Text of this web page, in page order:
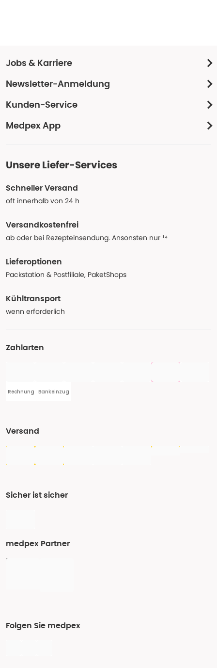
Jobs & Karriere
Newsletter-Anmeldung
Kunden-Service
Medpex App
Unsere Liefer-Services
Schneller Versand
oft innerhalb von 24 h
Versandkostenfrei
ab oder bei Rezepteinsendung. Ansonsten nur ¹⁴
Lieferoptionen
Packstation & Postfiliale, PaketShops
Kühltransport
wenn erforderlich
Zahlarten
Rechnung Bankeinzug
Versand
Sicher ist sicher
medpex Partner
Folgen Sie medpex